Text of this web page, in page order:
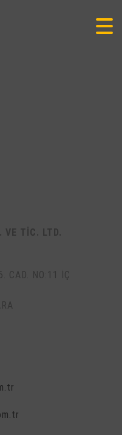
VE TİC. LTD.
CAD. NO:11 İÇ